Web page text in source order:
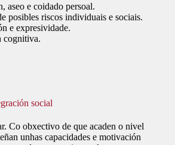
aseo e coidado persoal.
posibles riscos individuais e sociais.
e expresividade.
cognitiva.
social
Co obxectivo de que acaden o nivel
unhas capacidades e motivación